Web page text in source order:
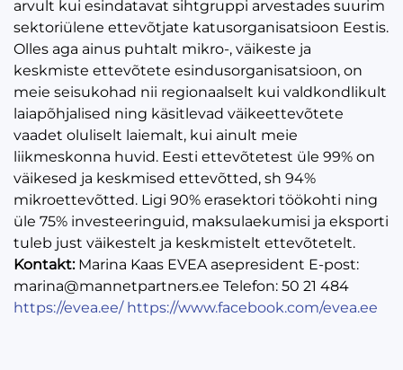
arvult kui esindatavat sihtgruppi arvestades suurim
sektoriülene ettevõtjate katusorganisatsioon Eestis.
Olles aga ainus puhtalt mikro-, väikeste ja
keskmiste ettevõtete esindusorganisatsioon, on
meie seisukohad nii regionaalselt kui valdkondlikult
laiapõhjalised ning käsitlevad väikeettevõtete
vaadet oluliselt laiemalt, kui ainult meie
liikmeskonna huvid. Eesti ettevõtetest üle 99% on
väikesed ja keskmised ettevõtted, sh 94%
mikroettevõtted. Ligi 90% erasektori töökohti ning
üle 75% investeeringuid, maksulaekumisi ja eksporti
tuleb just väikestelt ja keskmistelt ettevõtetelt.
Kontakt: Marina Kaas EVEA asepresident E-post:
marina@mannetpartners.ee Telefon: 50 21 484
https://evea.ee/ https://www.facebook.com/evea.ee